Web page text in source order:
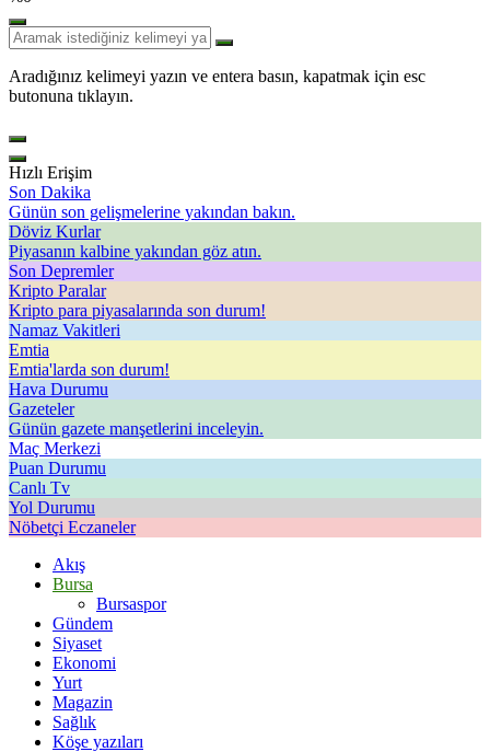
Aradığınız kelimeyi yazın ve entera basın, kapatmak için esc
butonuna tıklayın.
Hızlı Erişim
Son Dakika
Günün son gelişmelerine yakından bakın.
Döviz Kurlar
Piyasanın kalbine yakından göz atın.
Son Depremler
Kripto Paralar
Kripto para piyasalarında son durum!
Namaz Vakitleri
Emtia
Emtia'larda son durum!
Hava Durumu
Gazeteler
Günün gazete manşetlerini inceleyin.
Maç Merkezi
Puan Durumu
Canlı Tv
Yol Durumu
Nöbetçi Eczaneler
Akış
Bursa
Bursaspor
Gündem
Siyaset
Ekonomi
Yurt
Magazin
Sağlık
Köşe yazıları